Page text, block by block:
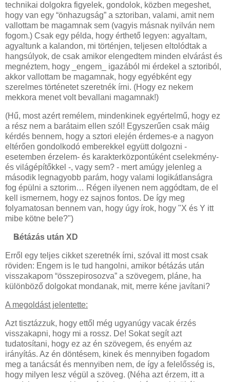
technikai dolgokra figyelek, gondolok, közben megeshet,
hogy van egy “önhazugság” a sztoriban, valami, amit nem
vallottam be magamnak sem (vagyis másnak nyilván nem
fogom.) Csak egy példa, hogy érthető legyen: agyaltam,
agyaltunk a kalandon, mi történjen, teljesen eltolódtak a
hangsúlyok, de csak amikor elengedtem minden elvárást és
megnéztem, hogy _engem_ igazából mi érdekel a sztoriból,
akkor vallottam be magamnak, hogy egyébként egy
szerelmes történetet szeretnék írni. (Hogy ez nekem
mekkora menet volt bevallani magamnak!)
(Hű, most azért remélem, mindenkinek egyértelmű, hogy ez
a rész nem a barátaim ellen szól! Egyszerűen csak máig
kérdés bennem, hogy a sztori elején érdemes-e a nagyon
eltérően gondolkodó emberekkel együtt dolgozni -
esetemben érzelem- és karakterközpontúként cselekmény-
és világépítőkkel -, vagy sem? - mert amúgy jelenleg a
második legnagyobb parám, hogy valami logikátlanságra
fog épülni a sztorim… Régen ilyenen nem aggódtam, de el
kell ismernem, hogy ez sajnos fontos. De így meg
folyamatosan bennem van, hogy úgy írok, hogy "X és Y itt
mibe kötne bele?")
Bétázás után XD
Erről egy teljes cikket szeretnék írni, szóval itt most csak
röviden: Engem is le tud hangolni, amikor bétázás után
visszakapom “összepirosozva” a szövegem, pláne, ha
különböző dolgokat mondanak, mit, merre kéne javítani?
A megoldást jelentette:
Azt tisztázzuk, hogy ettől még ugyanúgy vacak érzés
visszakapni, hogy mi a rossz. De! Sokat segít azt
tudatosítani, hogy ez az én szövegem, és enyém az
irányítás. Az én döntésem, kinek és mennyiben fogadom
meg a tanácsát és mennyiben nem, de így a felelősség is,
hogy milyen lesz végül a szöveg. (Néha azt érzem, itt a